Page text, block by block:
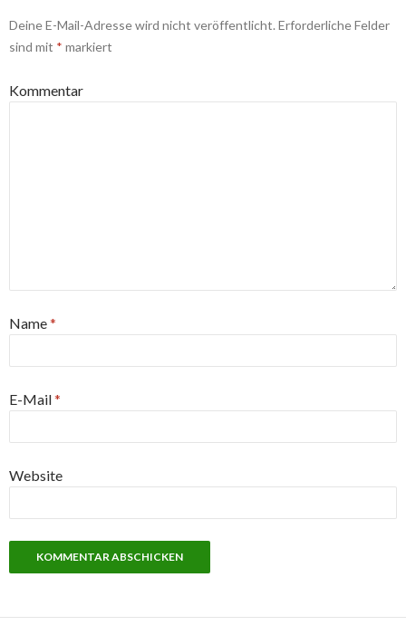
Deine E-Mail-Adresse wird nicht veröffentlicht. Erforderliche Felder
sind mit * markiert
Kommentar
Name*
E-Mail*
Website